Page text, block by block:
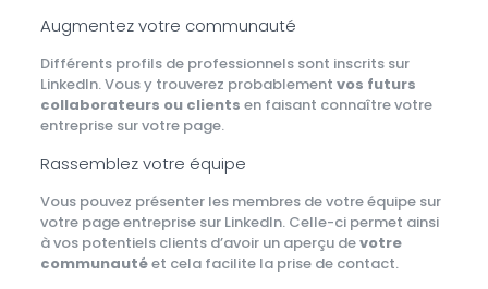
Augmentez votre communauté
Différents profils de professionnels sont inscrits sur
LinkedIn. Vous y trouverez probablement vos futurs
collaborateurs ou clients en faisant connaître votre
entreprise sur votre page.
Rassemblez votre équipe
Vous pouvez présenter les membres de votre équipe sur
votre page entreprise sur LinkedIn. Celle-ci permet ainsi
à vos potentiels clients d’avoir un aperçu devotre
communautéet cela facilite la prise de contact.